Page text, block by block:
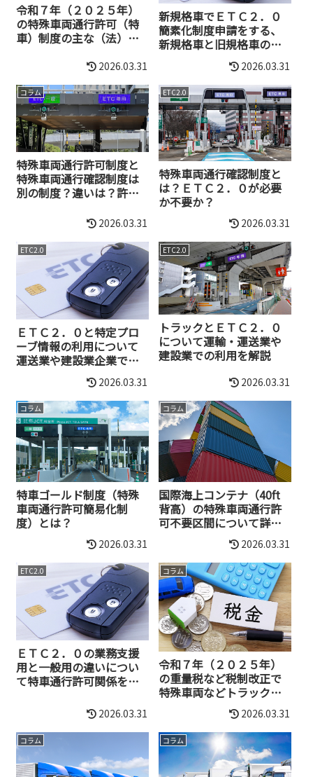
令和７年（２０２５年）
の特殊車両通行許可（特
車）制度の主な（法）改
2026.03.31
新規格車でＥＴＣ２．０
簡素化制度申請をする、
新規格車と旧規格車の違
2026.03.31
コラム
特殊車両通行許可制度と
特殊車両通行確認制度は
別の制度？違いは？許可
2026.03.31
ETC2.0
特殊車両通行確認制度と
は？ＥＴＣ２．０が必要
か不要か？
2026.03.31
ETC2.0
ＥＴＣ２．０と特定プロ
ーブ情報の利用について
運送業や建設業企業での
2026.03.31
ETC2.0
トラックとＥＴＣ２．０
について運輸・運送業や
建設業での利用を解説
2026.03.31
コラム
特車ゴールド制度（特殊
車両通行許可簡易化制
度）とは？
2026.03.31
コラム
国際海上コンテナ（40ft
背高）の特殊車両通行許
可不要区間について詳し
2026.03.31
ETC2.0
ＥＴＣ２．０の業務支援
用と一般用の違いについ
て特車通行許可関係を解
2026.03.31
コラム
令和７年（２０２５年）
の重量税など税制改正で
特殊車両などトラックへ
の影響と変更内容2026.03.31
コラム コラム